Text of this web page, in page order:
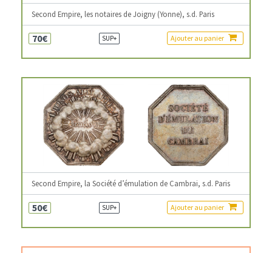
Second Empire, les notaires de Joigny (Yonne), s.d. Paris
70€ SUP+ Ajouter au panier
Second Empire, la Société d’émulation de Cambrai, s.d. Paris
50€ SUP+ Ajouter au panier